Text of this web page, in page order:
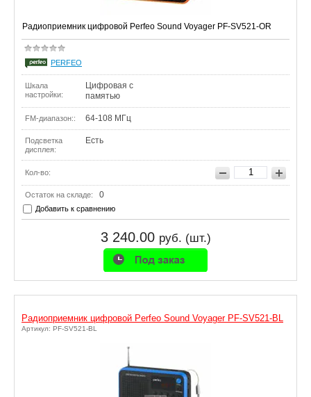
Радиоприемник цифровой Perfeo Sound Voyager PF-SV521-OR
PERFEO
Шкала
настройки:
Цифровая с
памятью
FM-диапазон:: 64-108 МГц
Подсветка
дисплея:
Есть
Кол-во:
Остаток на складе: 0
Добавить к сравнению
3 240.00 руб. (шт.)
Радиоприемник цифровой Perfeo Sound Voyager PF-SV521-BL
Артикул: PF-SV521-BL